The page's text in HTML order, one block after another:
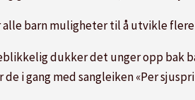
barn muligheter til å utvikle flere
dukker det unger opp bak
i gang med sangleiken «Per